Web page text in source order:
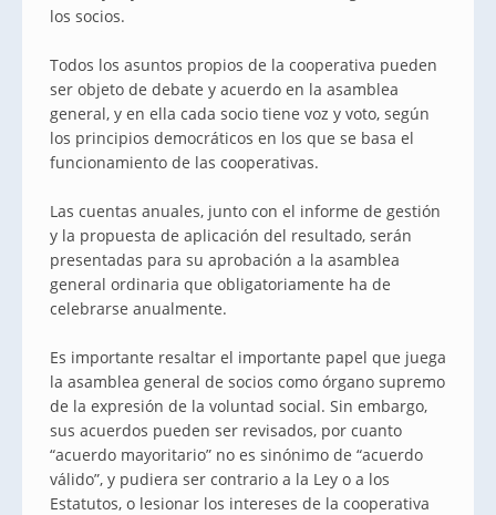
los socios.
Todos los asuntos propios de la cooperativa pueden
ser objeto de debate y acuerdo en la asamblea
general, y en ella cada socio tiene voz y voto, según
los principios democráticos en los que se basa el
funcionamiento de las cooperativas.
Las cuentas anuales, junto con el informe de gestión
y la propuesta de aplicación del resultado, serán
presentadas para su aprobación a la asamblea
general ordinaria que obligatoriamente ha de
celebrarse anualmente.
Es importante resaltar el importante papel que juega
la asamblea general de socios como órgano supremo
de la expresión de la voluntad social. Sin embargo,
sus acuerdos pueden ser revisados, por cuanto
“acuerdo mayoritario” no es sinónimo de “acuerdo
válido”, y pudiera ser contrario a la Ley o a los
Estatutos, o lesionar los intereses de la cooperativa